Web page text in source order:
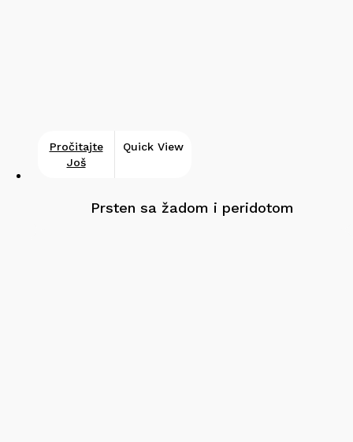
Pročitajte
Još
Quick View
Prsten sa žadom i peridotom